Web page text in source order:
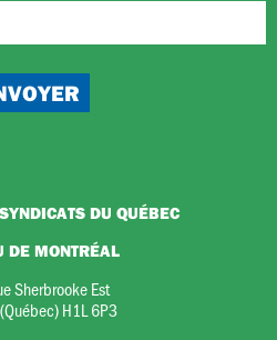
DU QUÉBEC
DE MONTRÉAL
Sherbrooke Est
H1L 6P3